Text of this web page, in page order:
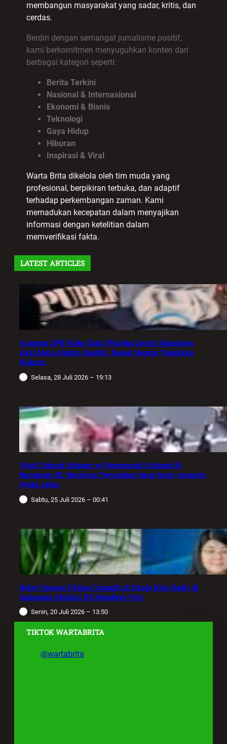
membangun masyarakat yang sadar, kritis, dan
cerdas.
Berdiri dengan semangat jurnalisme positif,
kami berkomitmen menyuguhkan konten dari
berbagai kategori seperti:
Berita Terkini
Nasional & Internasional
Ekonomi & Bisnis
Teknologi
Gaya Hidup
Hiburan
Inspirasi & Viral
Warta Brita dikelola oleh tim muda yang
profesional, berpikiran terbuka, dan adaptif
terhadap perkembangan zaman. Kami
memadukan kecepatan dalam menyajikan
informasi dengan ketelitian dalam
memverifikasi fakta.
LATEST ARTICLES
Anggota DPR Rieke Diah Pitaloka Soroti Maraknya
Aksi Main Hakim Sendiri, Desak Negara Tegakkan
Hukum
Selasa, 28 Juli 2026 – 19:13
Viral! Cekcok Satpam vs Pengemudi Alphard di
Bundaran HI, Berujung Terungkap Sang Sopir Anggota
Polda Jabar
Sabtu, 25 Juli 2026 – 00:41
Robot Operasi Paling Canggih di Dunia Kini Hadir di
Indonesia Melalui RS Mandaya Puri
Senin, 20 Juli 2026 – 13:50
TIKTOK WARTABRITA
@wartabrita